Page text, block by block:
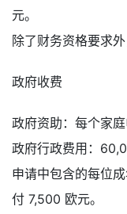
元。
除了财务资格要求
政府收费
政府资助：每个家
政府行政费用：
申请中包含的每位
付 7,500 欧元。